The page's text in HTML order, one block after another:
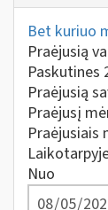
Bet kuriuo
Praėjusią
Paskutines
Praėjusią
Praėjusį
Praėjusiais
Nuo